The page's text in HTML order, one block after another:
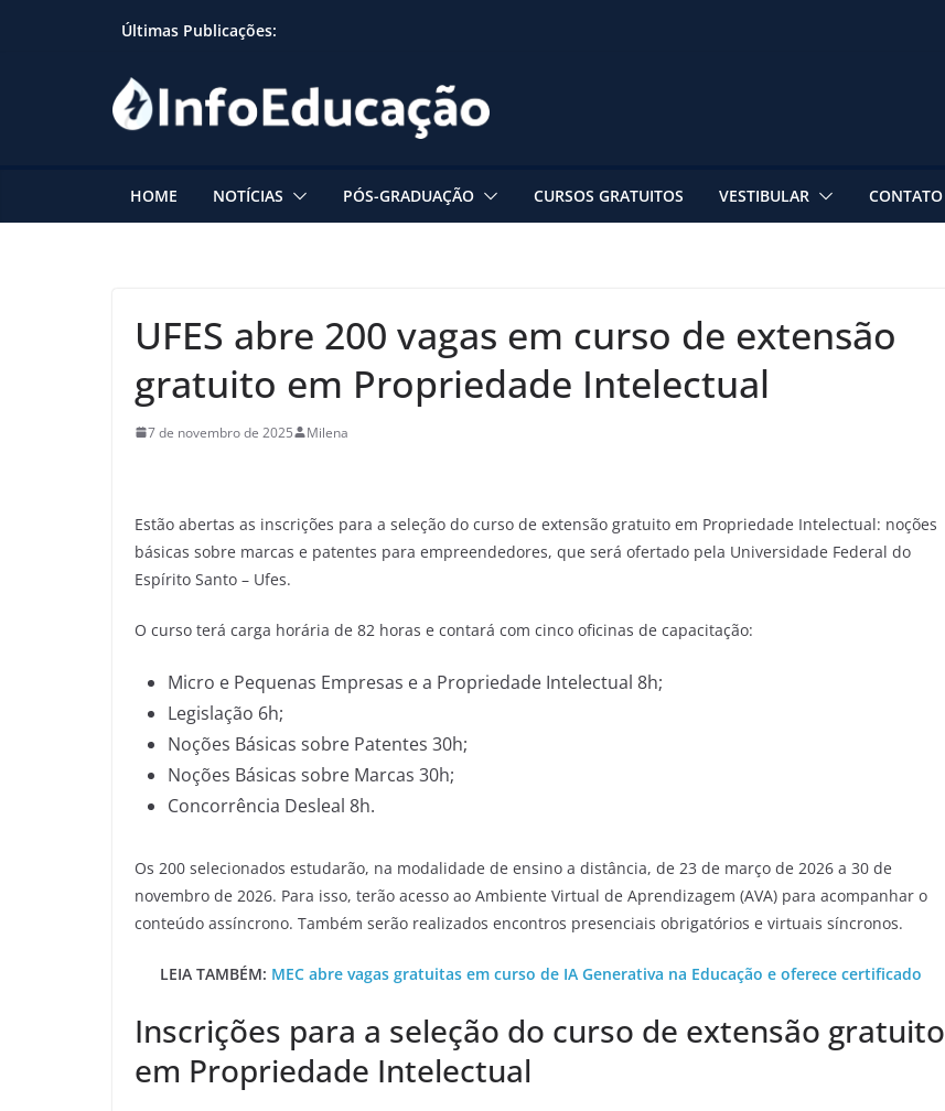
Últimas Publicações:
HOME NOTÍCIAS PÓS-GRADUAÇÃO CURSOS GRATUITOS VESTIBULAR CONTATO
UFES abre 200 vagas em curso de extensão
gratuito em Propriedade Intelectual
7 de novembro de 2025 Milena
Estão abertas as inscrições para a seleção do curso de extensão gratuito em Propriedade Intelectual: noções
básicas sobre marcas e patentes para empreendedores, que será ofertado pela Universidade Federal do
Espírito Santo – Ufes.
O curso terá carga horária de 82 horas e contará com cinco oficinas de capacitação:
Micro e Pequenas Empresas e a Propriedade Intelectual 8h;
Legislação 6h;
Noções Básicas sobre Patentes 30h;
Noções Básicas sobre Marcas 30h;
Concorrência Desleal 8h.
Os 200 selecionados estudarão, na modalidade de ensino a distância, de 23 de março de 2026 a 30 de
novembro de 2026. Para isso, terão acesso ao Ambiente Virtual de Aprendizagem (AVA) para acompanhar o
conteúdo assíncrono. Também serão realizados encontros presenciais obrigatórios e virtuais síncronos.
LEIA TAMBÉM: MEC abre vagas gratuitas em curso de IA Generativa na Educação e oferece certificado
Inscrições para a seleção do curso de extensão gratuito
em Propriedade Intelectual